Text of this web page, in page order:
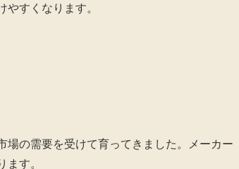
すくなります。
場の需要を受けて育ってきました。メーカー
す。